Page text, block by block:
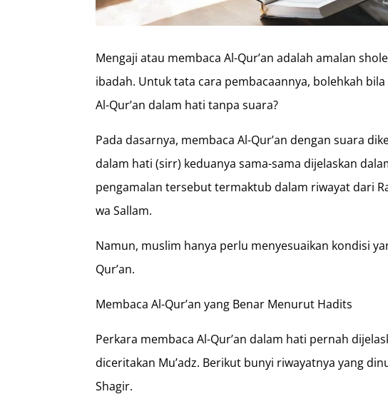
Mengaji atau membaca Al-Qur’an adalah amalan
ibadah. Untuk tata cara pembacaannya, bolehkah
Al-Qur’an dalam hati tanpa suara?
Pada dasarnya, membaca Al-Qur’an dengan suara
dalam hati (sirr) keduanya sama-sama dijelaskan
pengamalan tersebut termaktub dalam riwayat dari
wa Sallam.
Namun, muslim hanya perlu menyesuaikan kondisi
Qur’an.
Membaca Al-Qur’an yang Benar Menurut Hadits
Perkara membaca Al-Qur’an dalam hati pernah
diceritakan Mu’adz. Berikut bunyi riwayatnya yang
Shagir.